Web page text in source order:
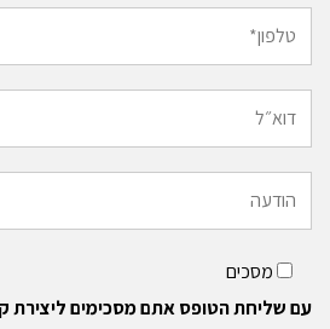
מסכים
עם שליחת הטופס אתם מסכימים